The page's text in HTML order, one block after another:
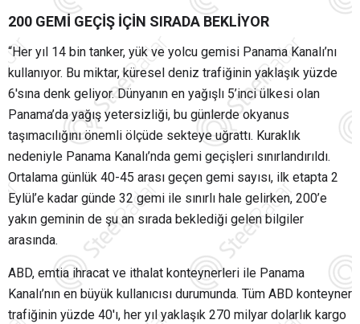
200 GEMİ GEÇİŞ İÇİN SIRADA BEKLİYOR
“Her yıl 14 bin tanker, yük ve yolcu gemisi Panama Kanalı’nı
kullanıyor. Bu miktar, küresel deniz trafiğinin yaklaşık yüzde
6'sına denk geliyor. Dünyanın en yağışlı 5’inci ülkesi olan
Panama’da yağış yetersizliği, bu günlerde okyanus
taşımacılığını önemli ölçüde sekteye uğrattı. Kuraklık
nedeniyle Panama Kanalı’nda gemi geçişleri sınırlandırıldı.
Ortalama günlük 40-45 arası geçen gemi sayısı, ilk etapta 2
Eylül’e kadar günde 32 gemi ile sınırlı hale gelirken, 200’e
yakın geminin de şu an sırada beklediği gelen bilgiler
arasında.
ABD, emtia ihracat ve ithalat konteynerleri ile Panama
Kanalı’nın en büyük kullanıcısı durumunda. Tüm ABD konteyner
trafiğinin yüzde 40'ı, her yıl yaklaşık 270 milyar dolarlık kargo